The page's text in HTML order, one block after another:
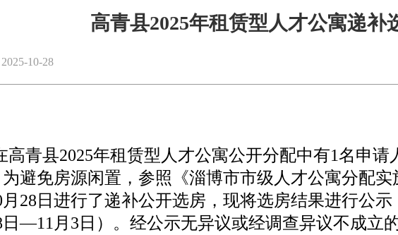
高青县2025年租赁型人才公寓递补
10-28
高青县2025年租赁型人才公寓公开分配中有1名申请
为避免房源闲置，参照《淄博市市级人才公寓分配
月28日进行了递补公开选房，现将选房结果进行公示
日—11月3日）。经公示无异议或经调查异议不成立